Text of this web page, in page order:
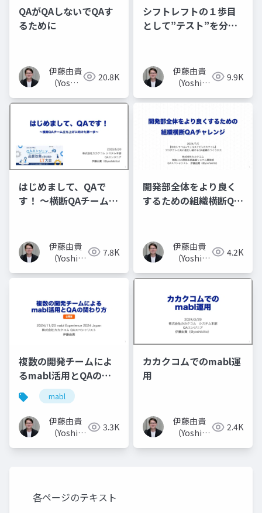
QAがQAしないでQAす
るために
伊藤由貴
（Yoshiki
20.8K
シフトレフトの１歩目
として”テスト”を分解
伊藤由貴
（Yoshiki
9.9K
はじめまして、QAで
す！ ～横断QAチーム立
伊藤由貴
（Yoshiki
7.8K
開発部全体をより良く
するための組織横断QA
伊藤由貴
（Yoshiki
4.2K
複数の開発チームによ
るmabl活用とQAの関
わり方 / 株式会社カカ
クコム QAスペシャリス
ト 伊藤由貴
mabl
伊藤由貴
（Yoshiki
3.3K
カカクコムでのmabl運
用
伊藤由貴
（Yoshiki
2.4K
各ページのテキスト